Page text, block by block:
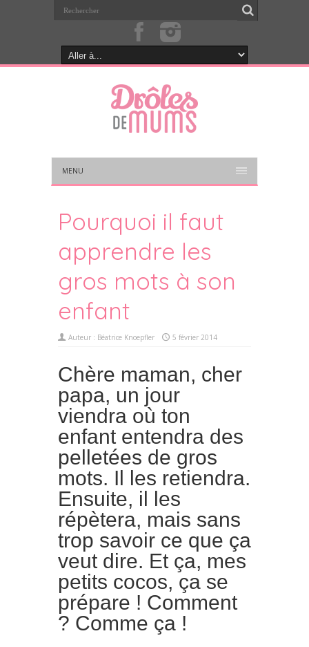
MENU
Pourquoi il faut
apprendre les
gros mots à son
enfant
Auteur : Béatrice Knoepfler 5 février 2014
Chère maman, cher
papa, un jour
viendra où ton
enfant entendra des
pelletées de gros
mots. Il les retiendra.
Ensuite, il les
répètera, mais sans
trop savoir ce que ça
veut dire. Et ça, mes
petits cocos, ça se
prépare ! Comment
? Comme ça !